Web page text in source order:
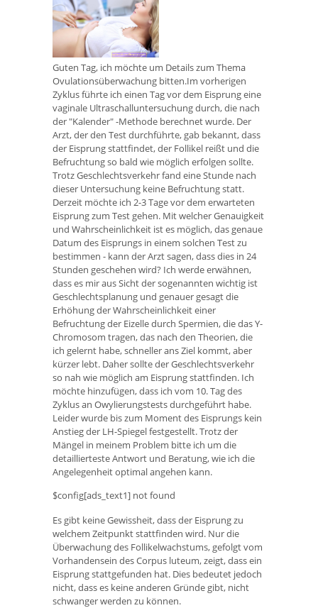
Guten Tag, ich möchte um Details zum Thema
Ovulationsüberwachung bitten.Im vorherigen
Zyklus führte ich einen Tag vor dem Eisprung eine
vaginale Ultraschalluntersuchung durch, die nach
der "Kalender" -Methode berechnet wurde. Der
Arzt, der den Test durchführte, gab bekannt, dass
der Eisprung stattfindet, der Follikel reißt und die
Befruchtung so bald wie möglich erfolgen sollte.
Trotz Geschlechtsverkehr fand eine Stunde nach
dieser Untersuchung keine Befruchtung statt.
Derzeit möchte ich 2-3 Tage vor dem erwarteten
Eisprung zum Test gehen. Mit welcher Genauigkeit
und Wahrscheinlichkeit ist es möglich, das genaue
Datum des Eisprungs in einem solchen Test zu
bestimmen - kann der Arzt sagen, dass dies in 24
Stunden geschehen wird? Ich werde erwähnen,
dass es mir aus Sicht der sogenannten wichtig ist
Geschlechtsplanung und genauer gesagt die
Erhöhung der Wahrscheinlichkeit einer
Befruchtung der Eizelle durch Spermien, die das Y-
Chromosom tragen, das nach den Theorien, die
ich gelernt habe, schneller ans Ziel kommt, aber
kürzer lebt. Daher sollte der Geschlechtsverkehr
so ​​nah wie möglich am Eisprung stattfinden. Ich
möchte hinzufügen, dass ich vom 10. Tag des
Zyklus an Owylierungstests durchgeführt habe.
Leider wurde bis zum Moment des Eisprungs kein
Anstieg der LH-Spiegel festgestellt. Trotz der
Mängel in meinem Problem bitte ich um die
detaillierteste Antwort und Beratung, wie ich die
Angelegenheit optimal angehen kann.
$config[ads_text1] not found
Es gibt keine Gewissheit, dass der Eisprung zu
welchem ​​Zeitpunkt stattfinden wird. Nur die
Überwachung des Follikelwachstums, gefolgt vom
Vorhandensein des Corpus luteum, zeigt, dass ein
Eisprung stattgefunden hat. Dies bedeutet jedoch
nicht, dass es keine anderen Gründe gibt, nicht
schwanger werden zu können.